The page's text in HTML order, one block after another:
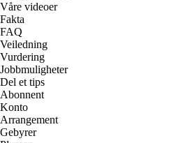
Våre videoer
Fakta
FAQ
Veiledning
Vurdering
Jobbmuligheter
Del et tips
Abonnent
Konto
Arrangement
Gebyrer